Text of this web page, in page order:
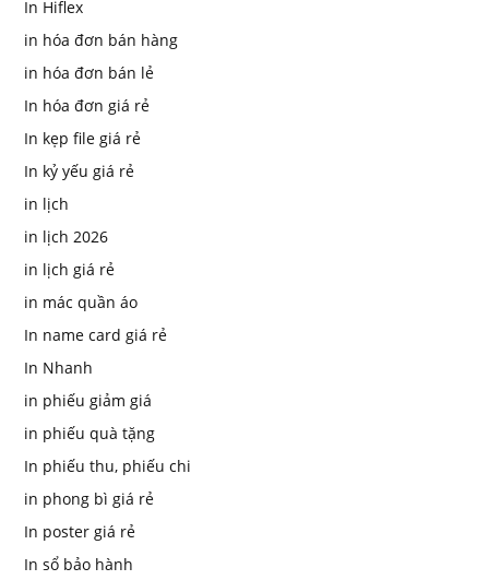
In Hiflex
in hóa đơn bán hàng
in hóa đơn bán lẻ
In hóa đơn giá rẻ
In kẹp file giá rẻ
In kỷ yếu giá rẻ
in lịch
in lịch 2026
in lịch giá rẻ
in mác quần áo
In name card giá rẻ
In Nhanh
in phiếu giảm giá
in phiếu quà tặng
In phiếu thu, phiếu chi
in phong bì giá rẻ
In poster giá rẻ
In sổ bảo hành